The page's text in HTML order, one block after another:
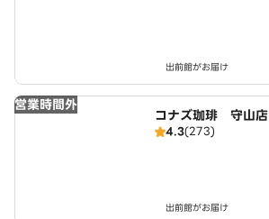
出前館がお届け
営業時間外
コナズ珈琲 守山店
4.3(273)
出前館がお届け